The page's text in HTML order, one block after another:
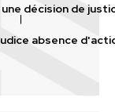
décision de
absence